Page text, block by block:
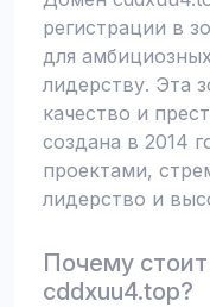
регистрации в
для
лидерству. Эта
качество и
создана в 2014
проектами,
лидерство и
Почему
cddxuu4.top?